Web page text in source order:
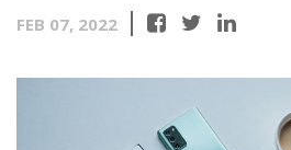
FEB 07, 2022